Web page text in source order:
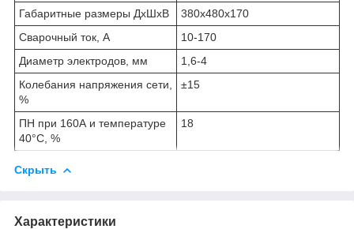
Габаритные размеры ДхШхВ
380х480х170
Сварочный ток, А
10-170
Диаметр электродов, мм
1,6-4
Колебания напряжения сети,
%
±15
ПН при 160А и температуре
40°С, %
18
Скрыть
Характеристики